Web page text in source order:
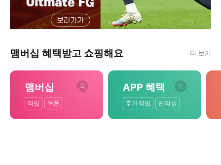
맴버십 혜택받고 쇼핑해요 더 보기
맴버십
적립 쿠폰
APP 혜택
추가적립 편의성